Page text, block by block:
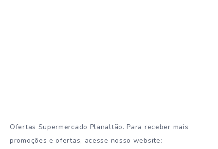
Ofertas Supermercado Planaltão. Para receber mais
promoções e ofertas, acesse nosso website: